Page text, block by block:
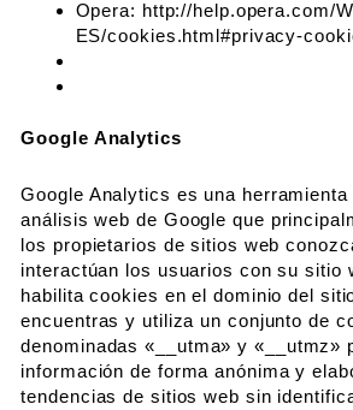
Opera: http://help.opera.com/
ES/cookies.html#privacy-
Google Analytics
Google Analytics es una herramienta
análisis web de Google que
los propietarios de sitios web
interactúan los usuarios con su sitio
habilita cookies en el dominio del
encuentras y utiliza un conjunto de
denominadas «__utma» y «__utmz»
información de forma anónima y
tendencias de sitios web sin